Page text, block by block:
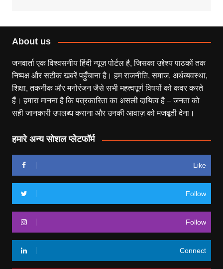
About us
जनवार्ता एक विश्वसनीय हिंदी न्यूज़ पोर्टल है, जिसका उद्देश्य पाठकों तक
निष्पक्ष और सटीक खबरें पहुँचाना है। हम राजनीति, समाज, अर्थव्यवस्था,
शिक्षा, तकनीक और मनोरंजन जैसे सभी महत्वपूर्ण विषयों को कवर करते
हैं। हमारा मानना है कि पत्रकारिता का असली दायित्व है – जनता को
सही जानकारी उपलब्ध कराना और उनकी आवाज़ को मजबूती देना।
हमारे अन्य सोशल प्लेटफॉर्म
Like
Follow
Follow
Connect